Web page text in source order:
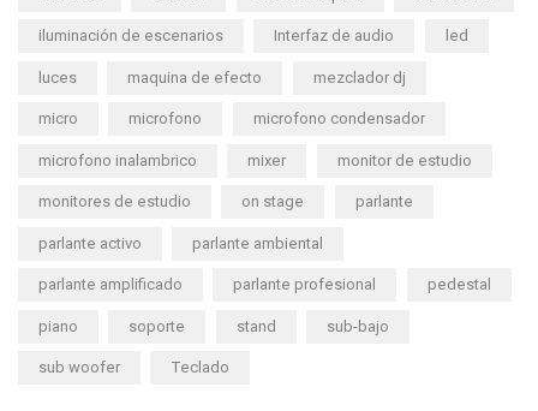
iluminación de escenarios Interfaz de audio led
luces maquina de efecto mezclador dj
micro microfono microfono condensador
microfono inalambrico mixer monitor de estudio
monitores de estudio on stage parlante
parlante activo parlante ambiental
parlante amplificado parlante profesional pedestal
piano soporte stand sub-bajo
sub woofer Teclado